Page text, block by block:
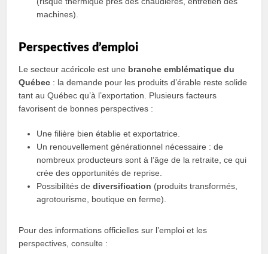
machines).
Perspectives d’emploi
Le secteur acéricole est une branche emblématique du
Québec : la demande pour les produits d’érable reste solide
tant au Québec qu’à l’exportation. Plusieurs facteurs
favorisent de bonnes perspectives :
Une filière bien établie et exportatrice.
Un renouvellement générationnel nécessaire : de
nombreux producteurs sont à l’âge de la retraite, ce qui
crée des opportunités de reprise.
Possibilités dediversification (produits transformés,
agrotourisme, boutique en ferme).
Pour des informations officielles sur l’emploi et les
perspectives, consulte :